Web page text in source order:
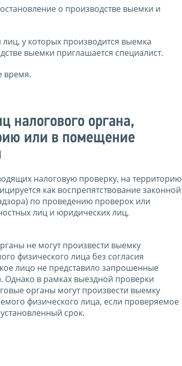
о производстве выемки и
у которых производится выемка
выемки приглашается специалист.
время.
налогового органа,
или в помещение
налоговую проверку, на территорию
как воспрепятствование законной
по проведению проверок или
лиц и юридических лиц,
не могут произвести выемку
физического лица без согласия
лицо не представило запрошенные
Однако в рамках выездной проверки
органы могут произвести выемку
физического лица, если проверяемое
срок.